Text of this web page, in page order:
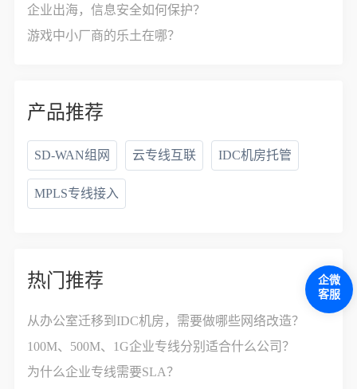
企业出海，信息安全如何保护？
游戏中小厂商的乐土在哪？
产品推荐
SD-WAN组网 云专线互联 IDC机房托管
MPLS专线接入
热门推荐
从办公室迁移到IDC机房，需要做哪些网络改造？
100M、500M、1G企业专线分别适合什么公司？
为什么企业专线需要SLA？
企微
客服